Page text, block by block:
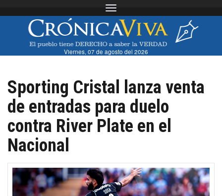
Toggle navigation
Viernes, 07 de agosto del 2026
Sporting Cristal lanza venta
de entradas para duelo
contra River Plate en el
Nacional